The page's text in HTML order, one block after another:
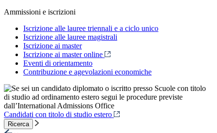
Ammissioni e iscrizioni
Iscrizione alle lauree triennali e a ciclo unico
Iscrizione alle lauree magistrali
Iscrizione ai master
Iscrizione ai master online
Eventi di orientamento
Contribuzione e agevolazioni economiche
Candidati con titolo di studio estero
Ricerca